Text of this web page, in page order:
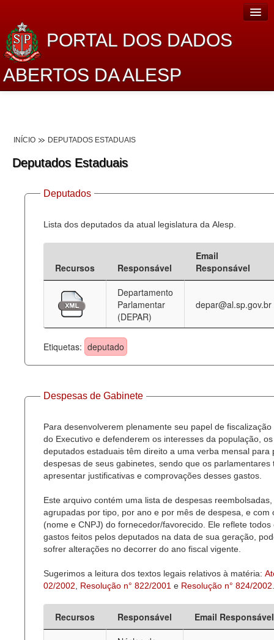
PORTAL DOS DADOS
ABERTOS DA ALESP
Lei de Acesso à Informação
Dados Governamentais Abertos
Planejamento
Catálogo de dados
Processo Legislativo
Deputados Estaduais
Administração
Legislação
Agenda
Perguntas frequentes
INÍCIO DEPUTADOS ESTADUAIS
Deputados Estaduais
Deputados
Lista dos deputados da atual legislatura da Alesp.
Recursos Responsável
Email
Responsável
Departamento
Parlamentar
(DEPAR)
depar@al.sp.gov.br
Etiquetas: deputado
Despesas de Gabinete
Para desenvolverem plenamente seu papel de fiscalização
do Executivo e defenderem os interesses da população, os
deputados estaduais têm direito a uma verba mensal para
despesas de seus gabinetes, sendo que os parlamentares
apresentar justificativas e comprovações desses gastos.
Este arquivo contém uma lista de despesas reembolsadas,
agrupadas por tipo, por ano e por mês de despesa, e com
(nome e CNPJ) do fornecedor/favorecido. Ele reflete todos
gastos feitos pelos deputados na data de sua geração,
sofrer alterações no decorrer do ano fiscal vigente.
Sugerimos a leitura dos textos legais relativos à matéria:
02/2002
Resolução n° 822/2001 e Resolução n° 824/2002
Recursos Responsável
Email Responsável